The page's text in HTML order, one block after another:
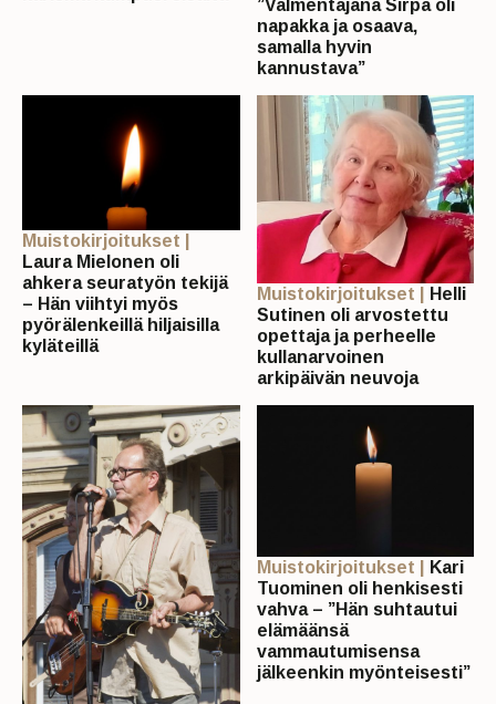
”Valmentajana Sirpa oli
napakka ja osaava,
samalla hyvin
kannustava”
Muistokirjoitukset |
Laura Mielonen oli
ahkera seuratyön tekijä
– Hän viihtyi myös
pyörälenkeillä hiljaisilla
kyläteillä
Muistokirjoitukset |
Helli
Sutinen oli arvostettu
opettaja ja perheelle
kullanarvoinen
arkipäivän neuvoja
Muistokirjoitukset |
Kari
Tuominen oli henkisesti
vahva – ”Hän suhtautui
elämäänsä
vammautumisensa
jälkeenkin myönteisesti”